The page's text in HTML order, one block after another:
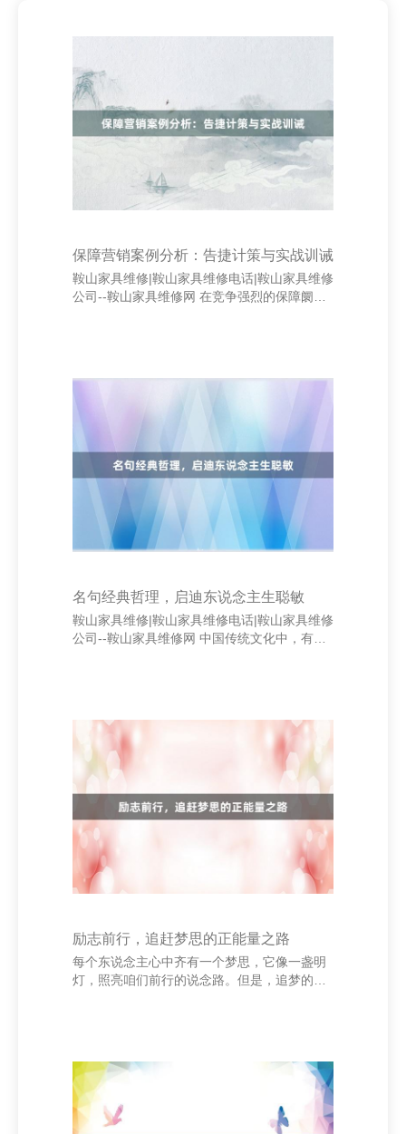
保障营销案例分析：告捷计策与实战训诫
鞍山家具维修|鞍山家具维修电话|鞍山家具维修
公司--鞍山家具维修网 在竞争强烈的保障阛阓
定互异化的实施有策画。举例，针对年青群体
推出高性价比的健康险居品，针对中老年客户
则主打养老保障策划，灵验擢升了转化率。 其
次，数字化渠谈的应用成为其中枢上风。公司
名句经典哲理，启迪东说念主生聪敏
鞍山家具维修|鞍山家具维修电话|鞍山家具维修
公司--鞍山家具维修网 中国传统文化中，有很
易》，强调东说念主应络续自我擢升，积极跨
越。在现在快节律的社会中，唯有络续学习、
奋发委宛，能力在竞争中立于捷报频传。这句
名言领导咱们，东说念主生莫得捷径，唯有自
立方能前行。 “知者不惑，仁者不忧，勇者不
惧。”出自《论语》，揭示了智、仁、勇三者的
紧迫
励志前行，追赶梦思的正能量之路
每个东说念主心中齐有一个梦思，它像一盏明
灯，照亮咱们前行的说念路。但是，追梦的经
欧网络科技有限公司 濒临窘境，咱们要保抓积
极的心态，勇敢地迈出每一步。不管前哨有些
许风雨，只消咱们不毁掉，就一定能看到但愿
的晨曦。梦思不是驴年马月的幻思，而是需要